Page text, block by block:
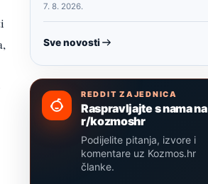
7. 8. 2026.
Sve novosti
REDDIT ZAJEDNICA
Raspravljajte s nama na
r/kozmoshr
Podijelite pitanja, izvore i
komentare uz Kozmos.hr
članke.